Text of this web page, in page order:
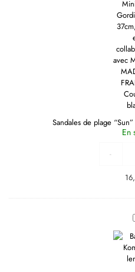
Sandales de plage
En
-